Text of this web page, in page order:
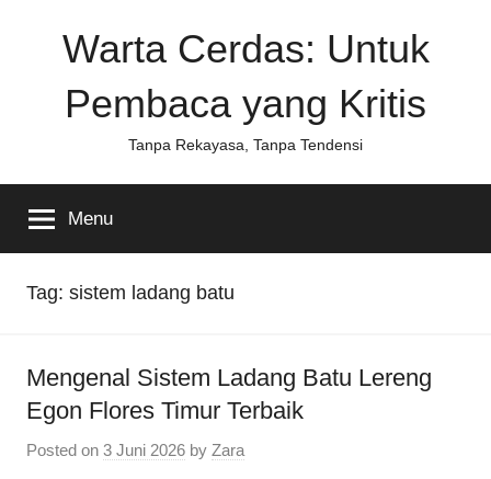
Warta Cerdas: Untuk
Pembaca yang Kritis
Tanpa Rekayasa, Tanpa Tendensi
Menu
Tag: sistem ladang batu
Mengenal Sistem Ladang Batu Lereng
Egon Flores Timur Terbaik
Posted on 3 Juni 2026 by Zara